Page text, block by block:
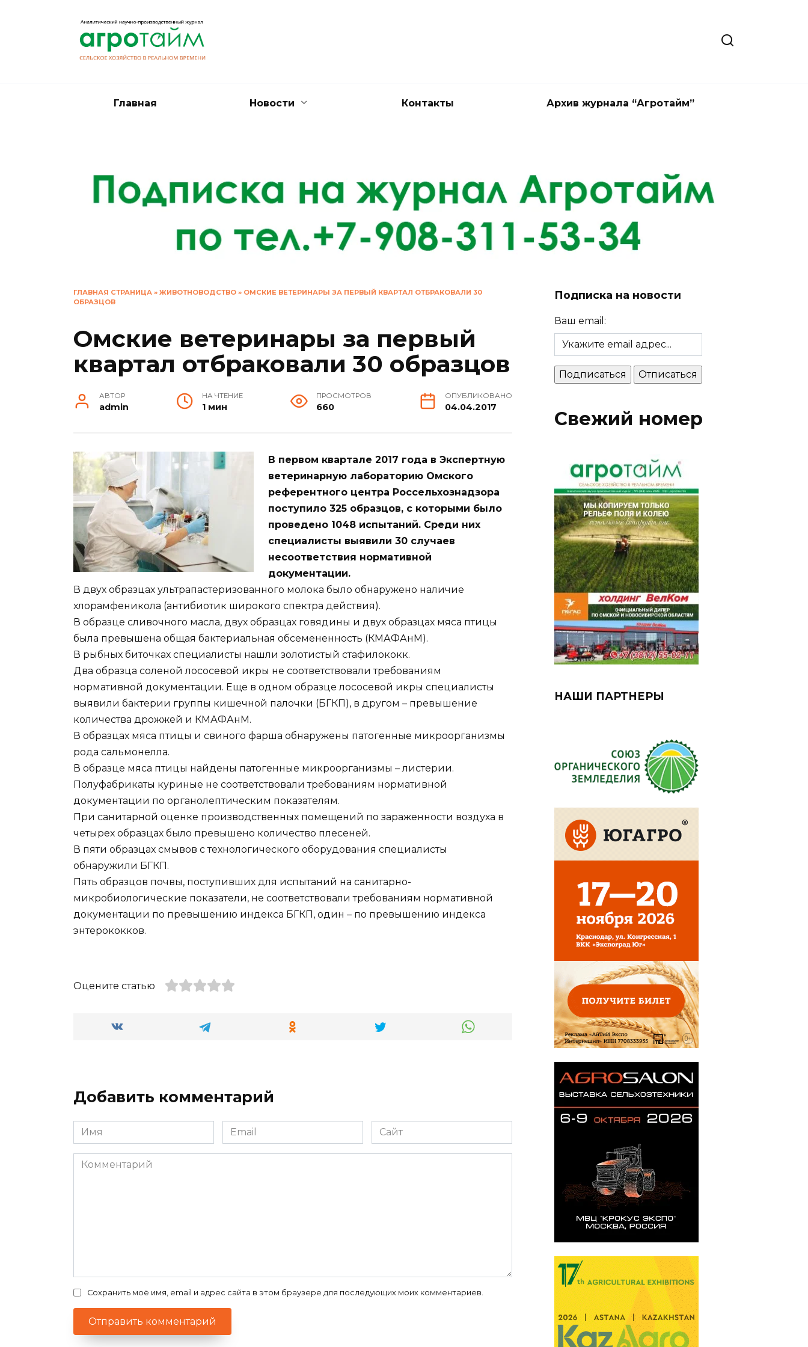
Главная Новости Контакты Архив журнала “Агротайм”
ГЛАВНАЯ СТРАНИЦА » ЖИВОТНОВОДСТВО » ОМСКИЕ ВЕТЕРИНАРЫ ЗА ПЕРВЫЙ КВАРТАЛ ОТБРАКОВАЛИ 30
ОБРАЗЦОВ
Омские ветеринары за первый
квартал отбраковали 30 образцов
АВТОР
admin
НА ЧТЕНИЕ
1 мин
ПРОСМОТРОВ
660
ОПУБЛИКОВАНО
04.04.2017
В первом квартале 2017 года в Экспертную
ветеринарную лабораторию Омского
референтного центра Россельхознадзора
поступило 325 образцов, с которыми было
проведено 1048 испытаний. Среди них
специалисты выявили 30 случаев
несоответствия нормативной
документации.
В двух образцах ультрапастеризованного молока было обнаружено наличие
хлорамфеникола (антибиотик широкого спектра действия).
В образце сливочного масла, двух образцах говядины и двух образцах мяса птицы
была превышена общая бактериальная обсемененность (КМАФАнМ).
В рыбных биточках специалисты нашли золотистый стафилококк.
Два образца соленой лососевой икры не соответствовали требованиям
нормативной документации. Еще в одном образце лососевой икры специалисты
выявили бактерии группы кишечной палочки (БГКП), в другом – превышение
количества дрожжей и КМАФАнМ.
В образцах мяса птицы и свиного фарша обнаружены патогенные микроорганизмы
рода сальмонелла.
В образце мяса птицы найдены патогенные микроорганизмы – листерии.
Полуфабрикаты куриные не соответствовали требованиям нормативной
документации по органолептическим показателям.
При санитарной оценке производственных помещений по зараженности воздуха в
четырех образцах было превышено количество плесеней.
В пяти образцах смывов с технологического оборудования специалисты
обнаружили БГКП.
Пять образцов почвы, поступивших для испытаний на санитарно-
микробиологические показатели, не соответствовали требованиям нормативной
документации по превышению индекса БГКП, один – по превышению индекса
энтерококков.
Оцените статью
Добавить комментарий
Имя
*
Email
*
Сайт
Комментарий
Сохранить моё имя, email и адрес сайта в этом браузере для последующих моих комментариев.
Подписка на новости
Ваш email:
Свежий номер
НАШИ ПАРТНЕРЫ